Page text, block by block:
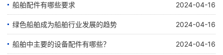
船舶配件有哪些要求 2024-04-16
绿色船舶成为船舶行业发展的趋势 2024-04-16
船舶中主要的设备配件有哪些？ 2024-04-16